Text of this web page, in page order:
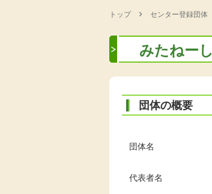
トップ › センター登録団体
みたねー
団体の概要
団体名
代表者名